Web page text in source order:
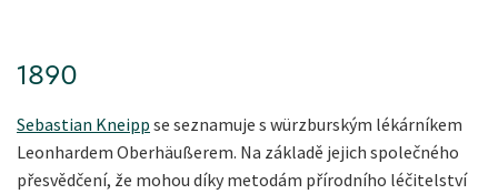
1890
Sebastian Kneipp se seznamuje s würzburským lékárníkem
Leonhardem Oberhäußerem. Na základě jejich společného
přesvědčení, že mohou díky metodám přírodního léčitelství